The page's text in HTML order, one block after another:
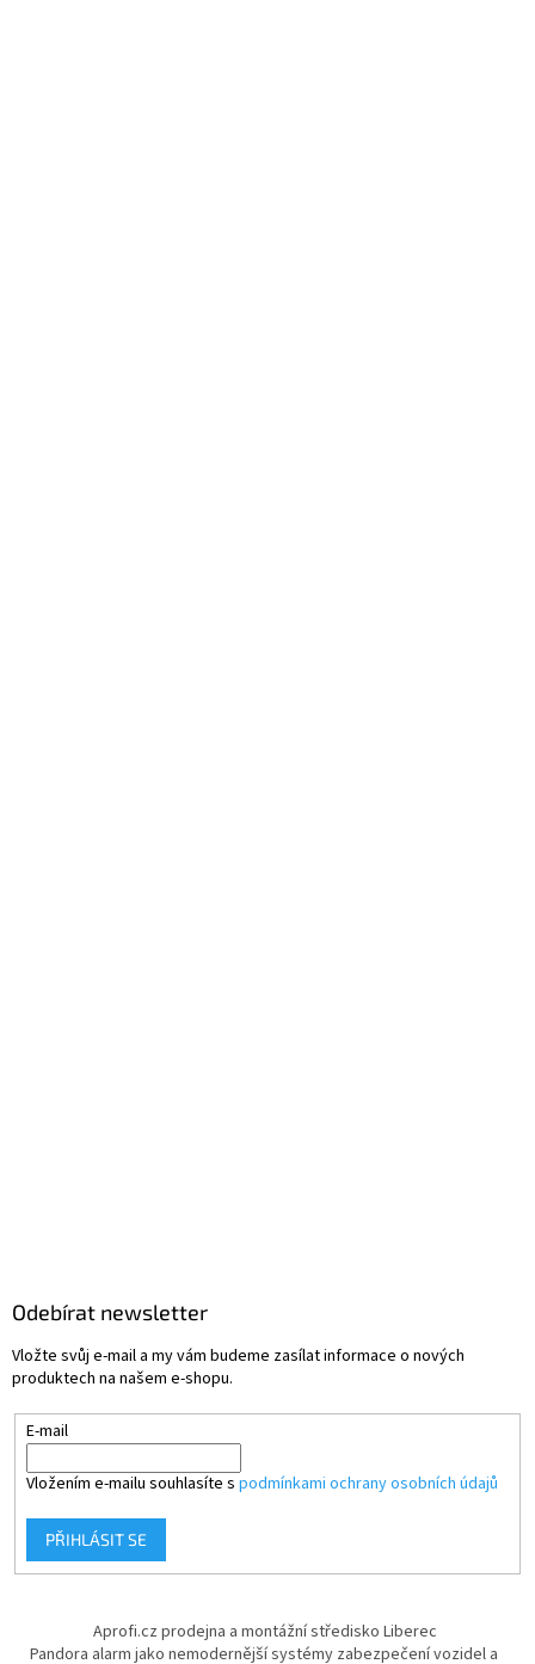
Odebírat newsletter
Vložte svůj e-mail a my vám budeme zasílat informace o nových
produktech na našem e-shopu.
E-mail
Vložením e-mailu souhlasíte s podmínkami ochrany osobních údajů
PŘIHLÁSIT SE
Aprofi.cz prodejna a montážní středisko Liberec
Pandora alarm jako nemodernější systémy zabezpečení vozidel a